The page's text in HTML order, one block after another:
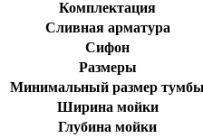
Комплектация
Сливная арматура
Сифон
Размеры
Минимальный размер тумбы
Ширина мойки
Глубина мойки